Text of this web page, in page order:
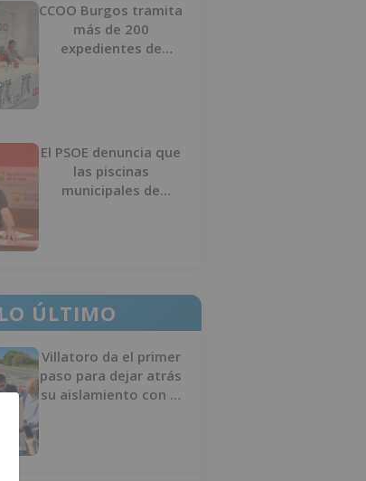
CCOO Burgos tramita
más de 200
expedientes de
El PSOE denuncia que
las piscinas
municipales de
LO ÚLTIMO
Villatoro da el primer
paso para dejar atrás
su aislamiento con el